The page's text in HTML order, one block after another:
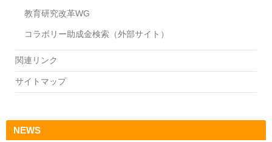
教育研究改革WG
コラボリー助成金検索（外部サイト）
関連リンク
サイトマップ
NEWS